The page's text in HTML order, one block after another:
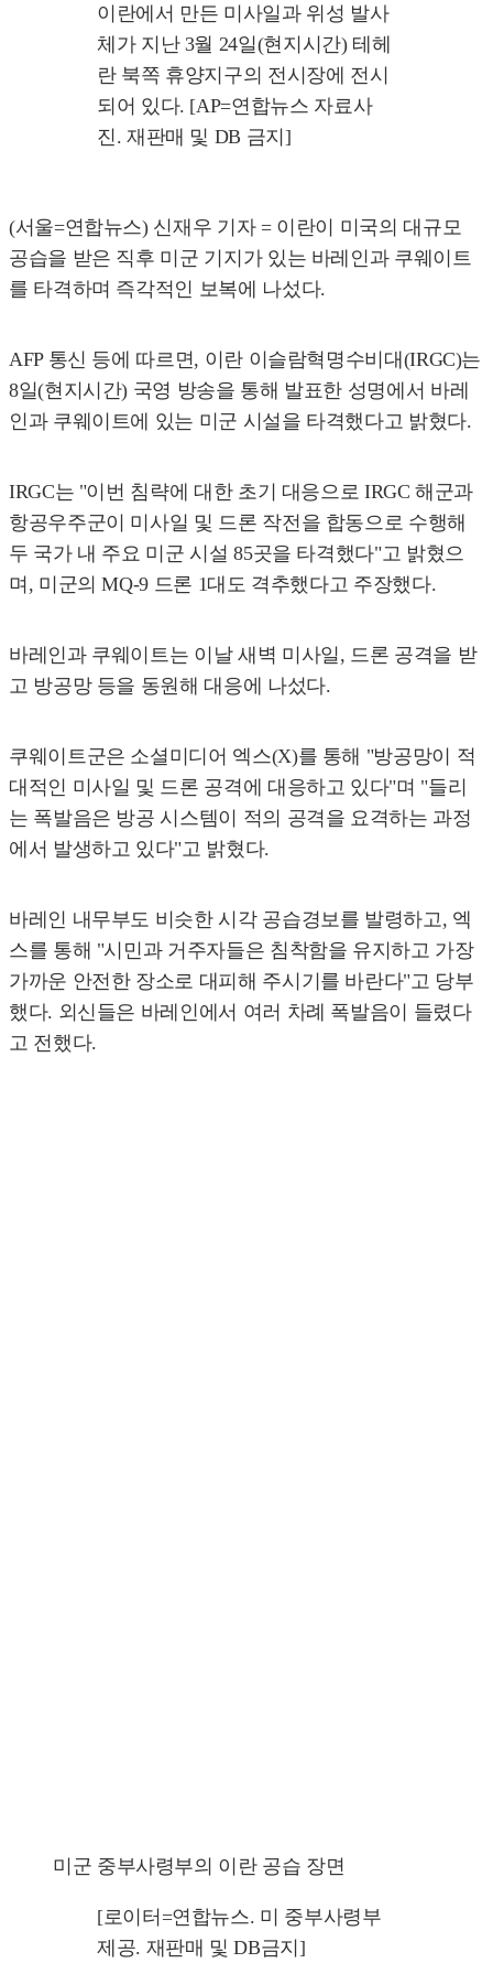
이란에서 만든 미사일과 위성 발사
체가 지난 3월 24일(현지시간) 테헤
란 북쪽 휴양지구의 전시장에 전시
되어 있다. [AP=연합뉴스 자료사
진. 재판매 및 DB 금지]
(서울=연합뉴스) 신재우 기자 = 이란이 미국의 대규모
공습을 받은 직후 미군 기지가 있는 바레인과 쿠웨이트
를 타격하며 즉각적인 보복에 나섰다.
AFP 통신 등에 따르면, 이란 이슬람혁명수비대(IRGC)는
8일(현지시간) 국영 방송을 통해 발표한 성명에서 바레
인과 쿠웨이트에 있는 미군 시설을 타격했다고 밝혔다.
IRGC는 "이번 침략에 대한 초기 대응으로 IRGC 해군과
항공우주군이 미사일 및 드론 작전을 합동으로 수행해
두 국가 내 주요 미군 시설 85곳을 타격했다"고 밝혔으
며, 미군의 MQ-9 드론 1대도 격추했다고 주장했다.
바레인과 쿠웨이트는 이날 새벽 미사일, 드론 공격을 받
고 방공망 등을 동원해 대응에 나섰다.
쿠웨이트군은 소셜미디어 엑스(X)를 통해 "방공망이 적
대적인 미사일 및 드론 공격에 대응하고 있다"며 "들리
는 폭발음은 방공 시스템이 적의 공격을 요격하는 과정
에서 발생하고 있다"고 밝혔다.
바레인 내무부도 비슷한 시각 공습경보를 발령하고, 엑
스를 통해 "시민과 거주자들은 침착함을 유지하고 가장
가까운 안전한 장소로 대피해 주시기를 바란다"고 당부
했다. 외신들은 바레인에서 여러 차례 폭발음이 들렸다
고 전했다.
미군 중부사령부의 이란 공습 장면
[로이터=연합뉴스. 미 중부사령부
제공. 재판매 및 DB금지]